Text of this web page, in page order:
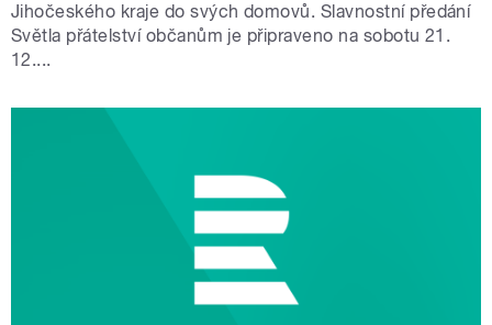
Jihočeského kraje do svých domovů. Slavnostní předání
Světla přátelství občanům je připraveno na sobotu 21.
12....